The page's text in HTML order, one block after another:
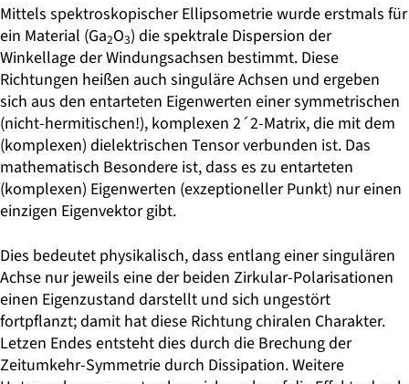
Mittels spektroskopischer Ellipsometrie wurde erstmals für
ein Material (Ga2O3) die spektrale Dispersion der
Winkellage der Windungsachsen bestimmt. Diese
Richtungen heißen auch singuläre Achsen und ergeben
sich aus den entarteten Eigenwerten einer symmetrischen
(nicht-hermitischen!), komplexen 2´2-Matrix, die mit dem
(komplexen) dielektrischen Tensor verbunden ist. Das
mathematisch Besondere ist, dass es zu entarteten
(komplexen) Eigenwerten (exzeptioneller Punkt) nur einen
einzigen Eigenvektor gibt.
Dies bedeutet physikalisch, dass entlang einer singulären
Achse nur jeweils eine der beiden Zirkular-Polarisationen
einen Eigenzustand darstellt und sich ungestört
fortpflanzt; damit hat diese Richtung chiralen Charakter.
Letzen Endes entsteht dies durch die Brechung der
Zeitumkehr-Symmetrie durch Dissipation. Weitere